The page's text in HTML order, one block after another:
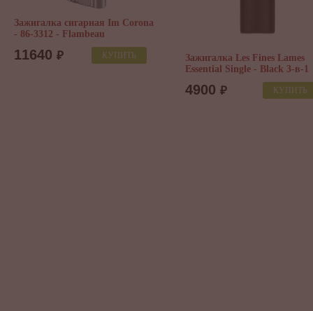
Зажигалка Les Fines Lames
Зажигалка Vertigo Atlas